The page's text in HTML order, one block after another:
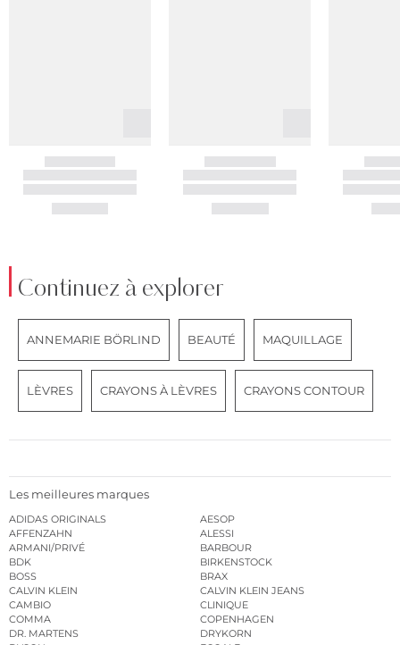
Continuez à explorer
ANNEMARIE BÖRLIND BEAUTÉ MAQUILLAGE
LÈVRES CRAYONS À LÈVRES CRAYONS CONTOUR
Les meilleures marques
ADIDAS ORIGINALS
AESOP
AFFENZAHN
ALESSI
ARMANI/PRIVÉ
BARBOUR
BDK
BIRKENSTOCK
BOSS
BRAX
CALVIN KLEIN
CALVIN KLEIN JEANS
CAMBIO
CLINIQUE
COMMA
COPENHAGEN
DR. MARTENS
DRYKORN